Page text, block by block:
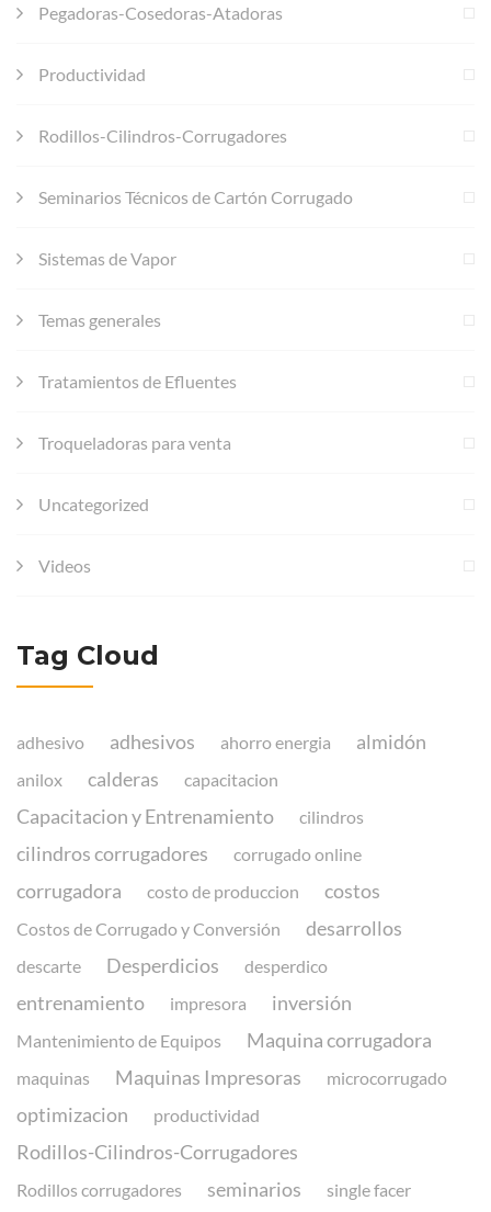
Pegadoras-Cosedoras-Atadoras
Productividad
Rodillos-Cilindros-Corrugadores
Seminarios Técnicos de Cartón Corrugado
Sistemas de Vapor
Temas generales
Tratamientos de Efluentes
Troqueladoras para venta
Uncategorized
Videos
Tag Cloud
adhesivo adhesivos ahorro energia almidón
anilox calderas capacitacion
Capacitacion y Entrenamiento cilindros
cilindros corrugadores corrugado online
corrugadora costo de produccion costos
Costos de Corrugado y Conversión desarrollos
descarte Desperdicios desperdico
entrenamiento impresora inversión
Mantenimiento de Equipos Maquina corrugadora
maquinas Maquinas Impresoras microcorrugado
optimizacion productividad
Rodillos-Cilindros-Corrugadores
Rodillos corrugadores seminarios single facer